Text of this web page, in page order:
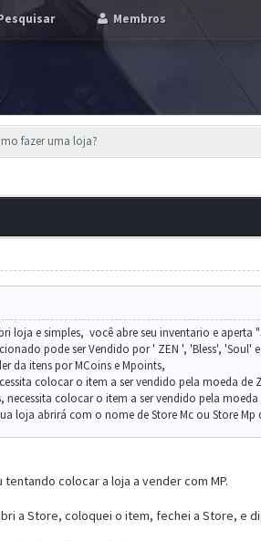
Membros
fazer uma loja?
loja e simples, você abre seu inventario e aperta
pode ser Vendido por ' ZEN ', 'Bless', 'Soul'
da itens por MCoins e Mpoints,
colocar o item a ser vendido pela moeda de
necessita colocar o item a ser vendido pela
loja abrirá com o nome de Store Mc ou Store
colocar a loja a vender com MP.
a Store, coloquei o item, fechei a Store, e